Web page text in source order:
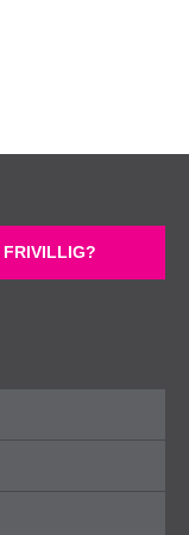
FRIVILLIG?